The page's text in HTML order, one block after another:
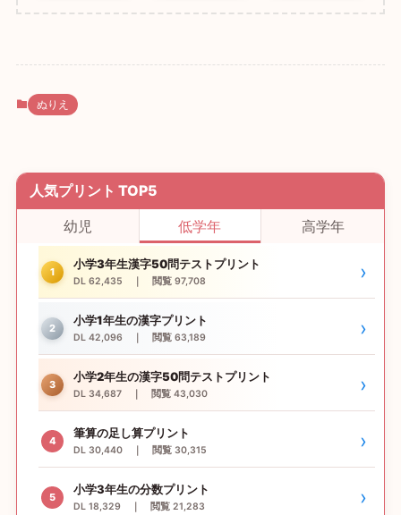
ぬりえ
人気プリント TOP5
幼児
低学年 高学年
1
小学3年生漢字50問テストプリント
DL 62,435 ｜ 閲覧 97,708 ›
2
小学1年生の漢字プリント
DL 42,096 ｜ 閲覧 63,189 ›
3
小学2年生の漢字50問テストプリント
DL 34,687 ｜ 閲覧 43,030 ›
4
筆算の足し算プリント
DL 30,440 ｜ 閲覧 30,315 ›
5
小学3年生の分数プリント
DL 18,329 ｜ 閲覧 21,283 ›